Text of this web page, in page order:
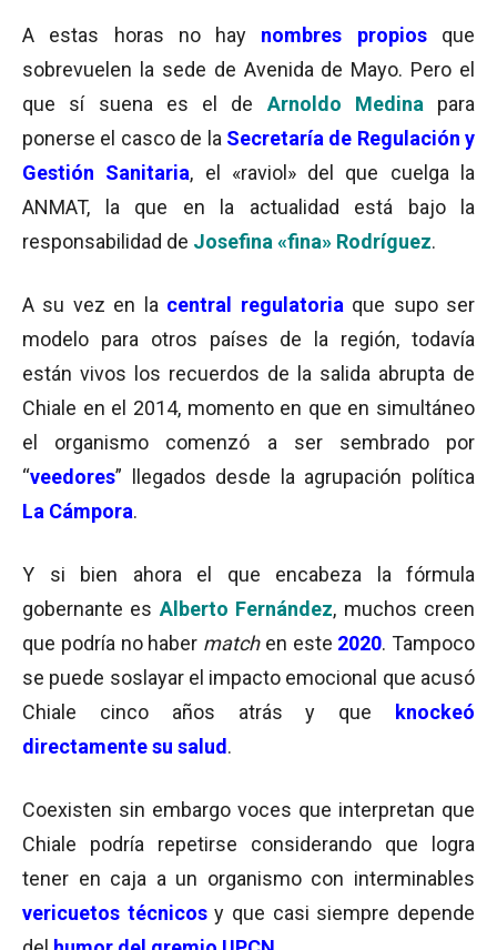
A estas horas no hay nombres propiosque
sobrevuelen la sede de Avenida de Mayo. Pero el
que sí suena es el de Arnoldo Medina para
ponerse el casco de la Secretaría de Regulación y
Gestión Sanitaria, el «raviol» del que cuelga la
ANMAT, la que en la actualidad está bajo la
responsabilidad de Josefina «fina» Rodríguez.
A su vez en la central regulatoria que supo ser
modelo para otros países de la región, todavía
están vivos los recuerdos de la salida abrupta de
Chiale en el 2014, momento en que en simultáneo
el organismo comenzó a ser sembrado por
“veedores” llegados desde la agrupación política
La Cámpora.
Y si bien ahora el que encabeza la fórmula
gobernante es Alberto Fernández, muchos creen
que podría no haber matchen este 2020. Tampoco
se puede soslayar el impacto emocional que acusó
Chiale cinco años atrás y que
knockeó
directamente su salud .
Coexisten sin embargo voces que interpretan que
Chiale podría repetirse considerando que logra
tener en caja a un organismo con interminables
vericuetos técnicosy que casi siempre depende